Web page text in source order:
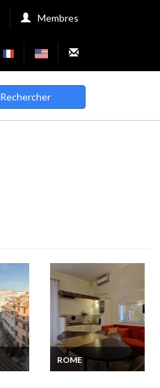
Membres
Rechercher
ROME
Location